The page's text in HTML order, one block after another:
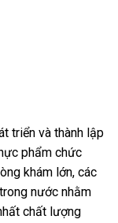
triển và thành lập
phẩm chức
khám lớn, các
nước nhằm
chất lượng